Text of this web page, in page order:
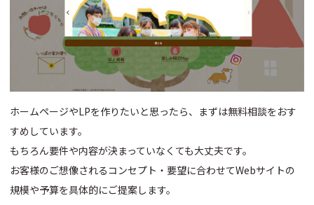
ホームページやLPを作りたいと思ったら、まずは無料相談をおす
すめしています。
もちろん要件や内容が決まっていなくても大丈夫です。
お客様のご想像されるコンセプト・要望に合わせてWebサイトの
規模や予算を具体的にご提案します。